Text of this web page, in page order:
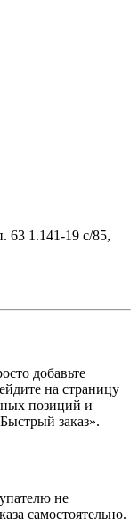
63 1.141-19 с/85,
добавьте
на страницу
позиций и
заказ».
не
самостоятельно.